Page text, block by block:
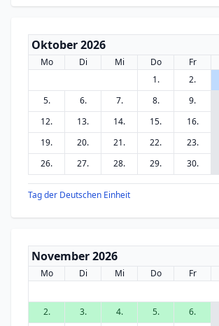
Oktober 2026
Mo Di Mi Do Fr
1.
2.
5.
6. 7. 8. 9.
12.
13. 14. 15. 16.
19.
20. 21. 22. 23.
26.
27. 28. 29. 30.
Tag der Deutschen Einheit
November 2026
Mo Di Mi Do Fr
2.
3. 4. 5. 6.